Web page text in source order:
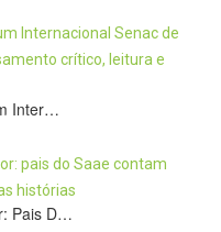
Inter…
Pais D…